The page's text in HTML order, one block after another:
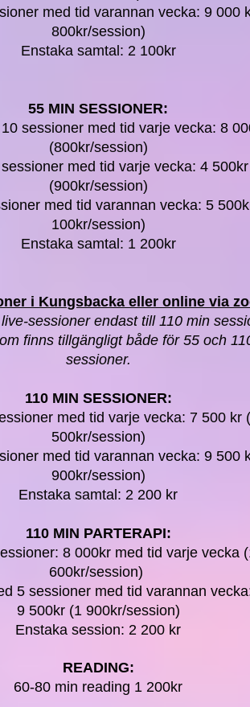
med tid varannan vecka: 9 000
800kr/session)
Enstaka samtal: 2 100kr
55 MIN SESSIONER:
sessioner med tid varje vecka: 8
(800kr/session)
med tid varje vecka: 4 500kr
(900kr/session)
med tid varannan vecka: 5
100kr/session)
Enstaka samtal: 1 200kr
i Kungsbacka eller online via
sessioner endast till 110 min
finns tillgängligt både för 55 och
sessioner.
​110 MIN SESSIONER:
med tid varje vecka: 7 500 kr
500kr/session)
med tid varannan vecka: 9 500
900kr/session)
Enstaka samtal: 2 200 kr
110 MIN PARTERAPI:
8 000kr med tid varje vecka
600kr/session)
5 sessioner med tid varannan
9 500kr (1 900kr/session)
Enstaka session: 2 200 kr
READING:
60-80 min reading 1 200kr